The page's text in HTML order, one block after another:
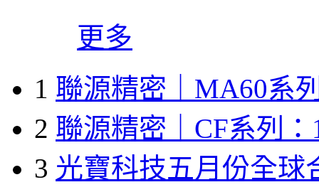
更多
1 聯源精密｜MA60系
2 聯源精密｜CF系列：
3 光寶科技五月份全球